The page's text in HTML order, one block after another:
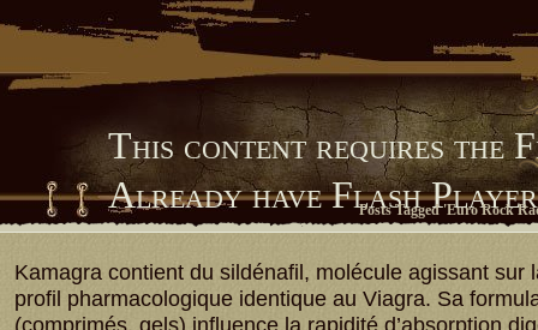
This content requires the
Already have Flash
Kamagra contient du sildénafil, molécule agissant sur
profil pharmacologique identique au Viagra. Sa
(comprimés, gels) influence la rapidité d’absorption
Posts Tagged 'Euro Rock